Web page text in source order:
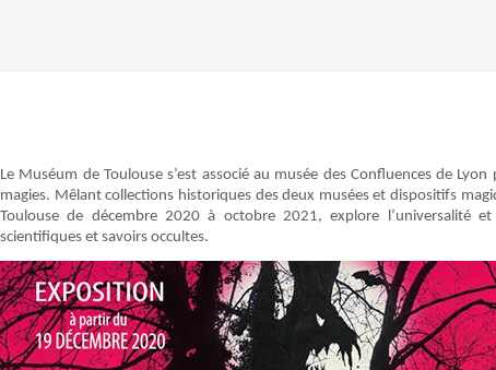
Le Muséum de Toulouse s’est associé au musée des Confluences de
magies. Mêlant collections historiques des deux musées et dispositifs
Toulouse de décembre 2020 à octobre 2021, explore l’universalité
scientifiques et savoirs occultes.